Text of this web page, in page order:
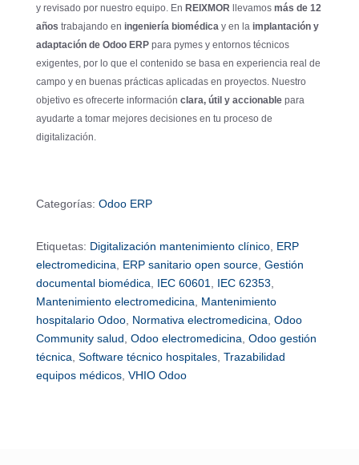
y revisado por nuestro equipo. En REIXMOR llevamos más de 12
años trabajando en ingeniería biomédicay en la implantación y
adaptación de Odoo ERPpara pymes y entornos técnicos
exigentes, por lo que el contenido se basa en experiencia real de
campo y en buenas prácticas aplicadas en proyectos. Nuestro
objetivo es ofrecerte información clara, útil y accionablepara
ayudarte a tomar mejores decisiones en tu proceso de
digitalización.
Categorías: Odoo ERP
Etiquetas: Digitalización mantenimiento clínico, ERP
electromedicina, ERP sanitario open source, Gestión
documental biomédica, IEC 60601, IEC 62353,
Mantenimiento electromedicina, Mantenimiento
hospitalario Odoo, Normativa electromedicina, Odoo
Community salud, Odoo electromedicina, Odoo gestión
técnica, Software técnico hospitales, Trazabilidad
equipos médicos, VHIO Odoo